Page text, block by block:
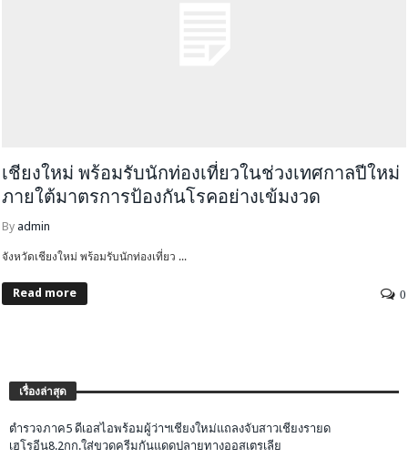
เชียงใหม่ พร้อมรับนักท่องเที่ยวในช่วงเทศกาลปีใหม่
ภายใต้มาตรการป้องกันโรคอย่างเข้มงวด
By admin
จังหวัดเชียงใหม่ พร้อมรับนักท่องเที่ยว ...
Read more 0
เรื่องล่าสุด
ตำรวจภาค5 ดีเอสไอพร้อมผู้ว่าฯเชียงใหม่แถลงจับสาวเชียงรายด
เฮโรอีน8.2กก.ใส่ขวดครีมกันแดดปลายทางออสเตรเลีย